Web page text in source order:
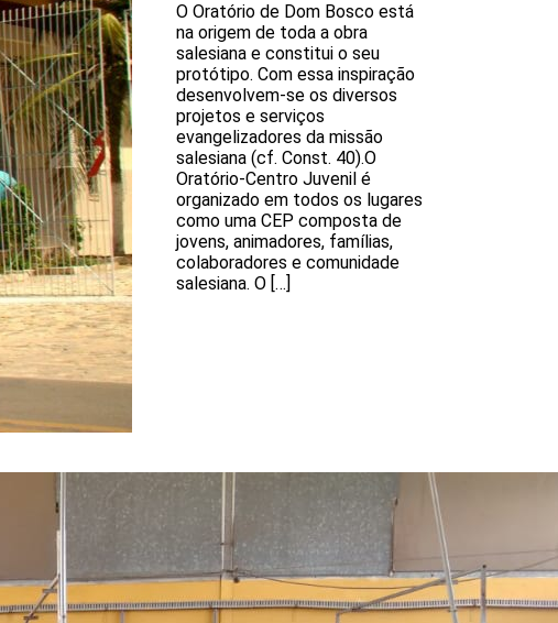
O Oratório de Dom Bosco está
na origem de toda a obra
salesiana e constitui o seu
protótipo. Com essa inspiração
desenvolvem-se os diversos
projetos e serviços
evangelizadores da missão
salesiana (cf. Const. 40).O
Oratório-Centro Juvenil é
organizado em todos os lugares
como uma CEP composta de
jovens, animadores, famílias,
colaboradores e comunidade
salesiana. O […]